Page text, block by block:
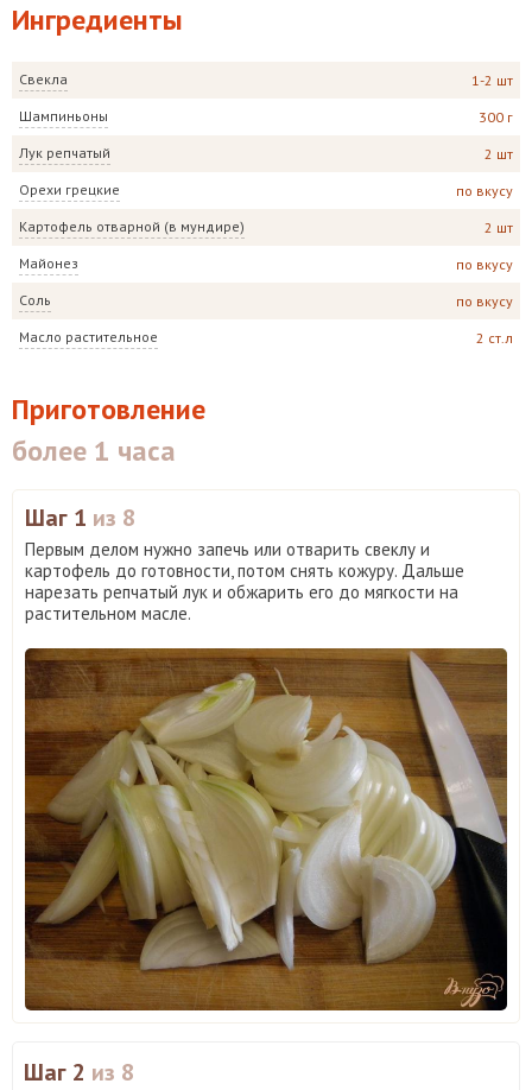
Ингредиенты
Свекла 1-2 шт
Шампиньоны 300 г
Лук репчатый 2 шт
Орехи грецкие по вкусу
Картофель отварной (в мундире) 2 шт
Майонез по вкусу
Соль по вкусу
Масло растительное 2 ст.л
Приготовление
более 1 часа
Шаг 1 из 8
Первым делом нужно запечь или отварить свеклу и
картофель до готовности, потом снять кожуру. Дальше
нарезать репчатый лук и обжарить его до мягкости на
растительном масле.
Шаг 2 из 8